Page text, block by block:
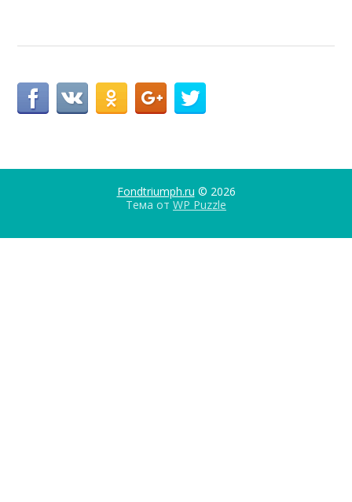
Fondtriumph.ru © 2026
Тема от WP Puzzle